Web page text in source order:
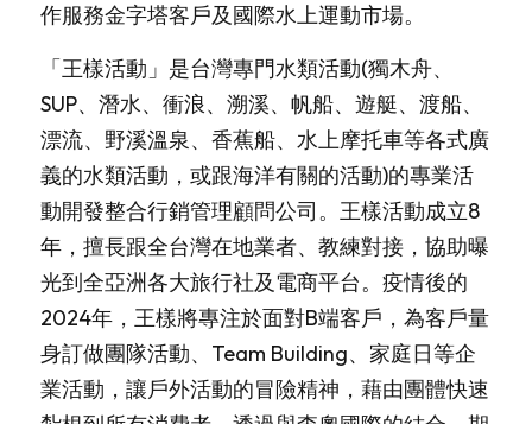
作服務金字塔客戶及國際水上運動市場。
「王樣活動」是台灣專門水類活動(獨木舟、
SUP、潛水、衝浪、溯溪、帆船、遊艇、渡船、
漂流、野溪溫泉、香蕉船、水上摩托車等各式廣
義的水類活動，或跟海洋有關的活動)的專業活
動開發整合行銷管理顧問公司。王樣活動成立8
年，擅長跟全台灣在地業者、教練對接，協助曝
光到全亞洲各大旅行社及電商平台。疫情後的
2024年，王樣將專注於面對B端客戶，為客戶量
身訂做團隊活動、Team Building、家庭日等企
業活動，讓戶外活動的冒險精神，藉由團體快速